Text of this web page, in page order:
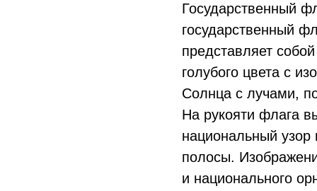
Государственный
государственный
представляет
голубого цвета с
Солнца с лучами,
На рукояти флага
национальный узор
полосы.
и национального